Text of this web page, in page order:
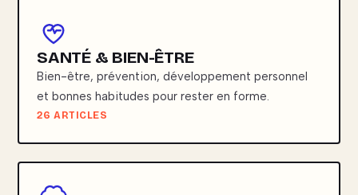
SANTÉ & BIEN-ÊTRE
Bien-être, prévention, développement personnel
et bonnes habitudes pour rester en forme.
26 ARTICLES